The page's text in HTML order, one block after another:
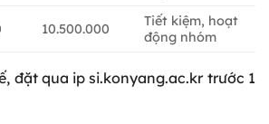
10.500.000
Tiết kiệm, hoạt
động nhóm
đặt qua ip si.konyang.ac.kr trước 1